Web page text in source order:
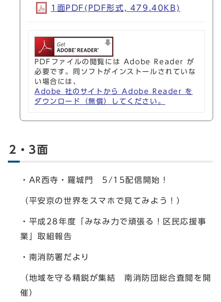
1面PDF(PDF形式, 479.40KB)
PDFファイルの閲覧には Adobe Reader が
必要です。同ソフトがインストールされていな
い場合には、
Adobe 社のサイトから Adobe Reader を
ダウンロード（無償）してください。
2・3面
・AR西寺・羅城門 5/15配信開始！
（平安京の世界をスマホで見てみよう！）
・平成28年度「みなみ力で頑張る！区民応援事
業」取組報告
・南消防署だより
（地域を守る精鋭が集結 南消防団総合査閲を開
催）